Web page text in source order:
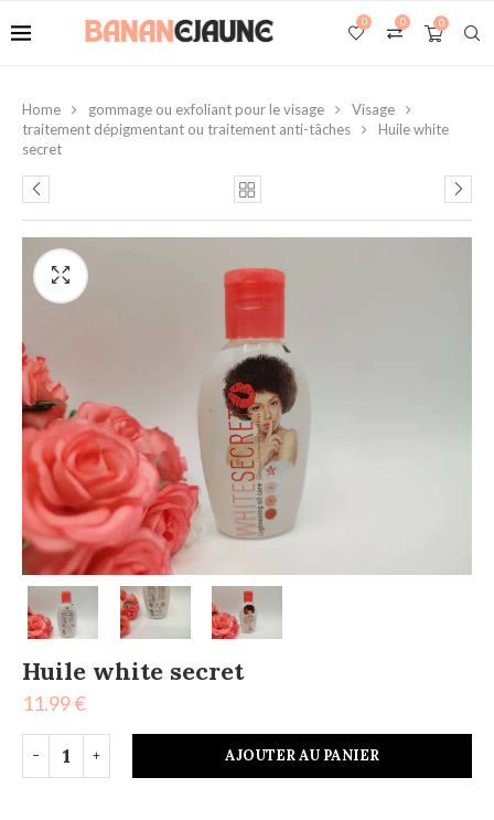
0
0
0
Home gommage ou exfoliant pour le visage
Visage
traitement dépigmentant ou traitement anti-tâches
Huile white
secret
Huile white secret
11.99€
AJOUTER AU PANIER